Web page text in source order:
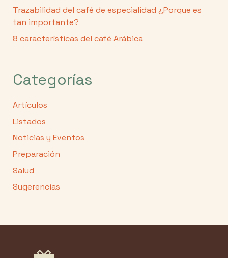
Trazabilidad del café de especialidad ¿Porque es
tan importante?
8 características del café Arábica
Categorías
Artículos
Listados
Noticias y Eventos
Preparación
Salud
Sugerencias